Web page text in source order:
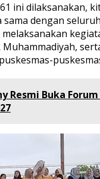
ini dilaksanakan,
dengan
Resmi Buka